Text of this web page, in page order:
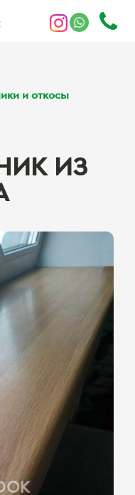
и откосы
ИЗ